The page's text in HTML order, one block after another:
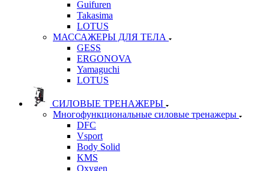
Guifuren
Takasima
LOTUS
МАССАЖЕРЫ ДЛЯ ТЕЛА
GESS
ERGONOVA
Yamaguchi
LOTUS
СИЛОВЫЕ ТРЕНАЖЕРЫ
Многофункциональные силовые тренажеры
DFC
Vsport
Body Solid
KMS
Oxygen